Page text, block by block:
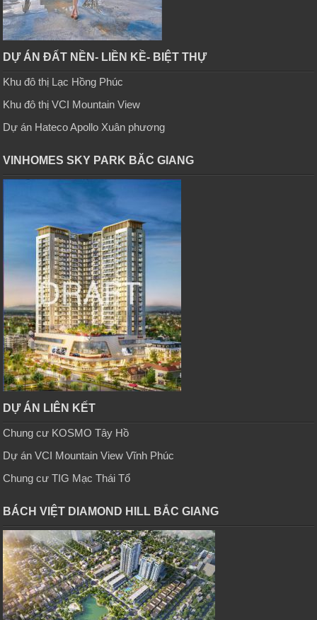
DỰ ÁN ĐẤT NỀN- LIỀN KỀ- BIỆT THỰ
Khu đô thị Lạc Hồng Phúc
Khu đô thị VCI Mountain View
Dự án Hateco Apollo Xuân phương
VINHOMES SKY PARK BĂC GIANG
DỰ ÁN LIÊN KẾT
Chung cư KOSMO Tây Hồ
Dự án VCI Mountain View Vĩnh Phúc
Chung cư TIG Mạc Thái Tổ
BÁCH VIỆT DIAMOND HILL BẮC GIANG